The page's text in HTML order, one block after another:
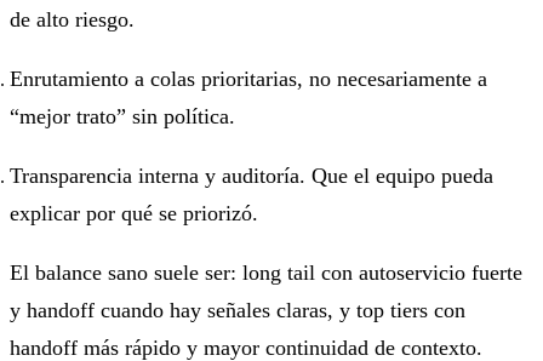
de alto riesgo.
Enrutamiento a colas prioritarias, no necesariamente a
“mejor trato” sin política.
Transparencia interna y auditoría. Que el equipo pueda
explicar por qué se priorizó.
El balance sano suele ser: long tail con autoservicio fuerte
y handoff cuando hay señales claras, y top tiers con
handoff más rápido y mayor continuidad de contexto.